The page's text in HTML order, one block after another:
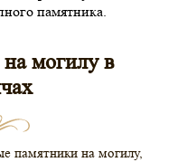
памятника.
могилу в
памятники на могилу,